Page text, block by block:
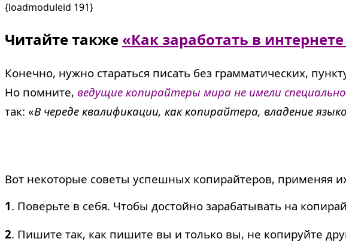
{loadmoduleid 191}
Читайте также «Как заработать в
Конечно, нужно стараться писать без грамматических,
Но помните, ведущие копирайтеры мира не имели
так: «В череде квалификации, как копирайтера, владение
Вот некоторые советы успешных копирайтеров, применяя
1. Поверьте в себя. Чтобы достойно зарабатывать на
2. Пишите так, как пишите вы и только вы, не копируйте